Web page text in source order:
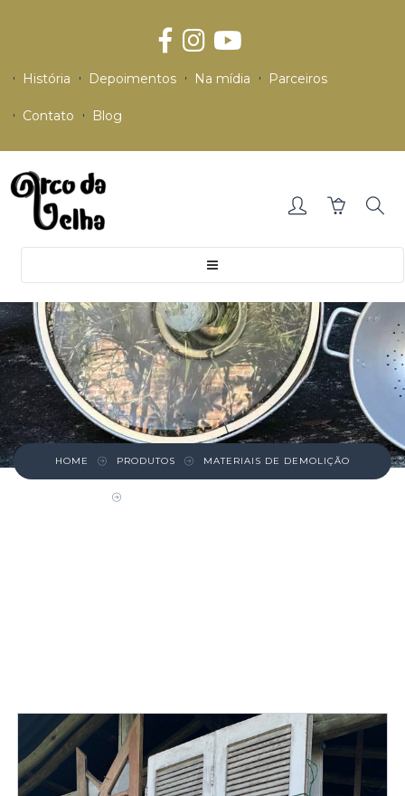
História Depoimentos Na mídia Parceiros
Contato Blog
HOME PRODUTOS MATERIAIS DE DEMOLIÇÃO